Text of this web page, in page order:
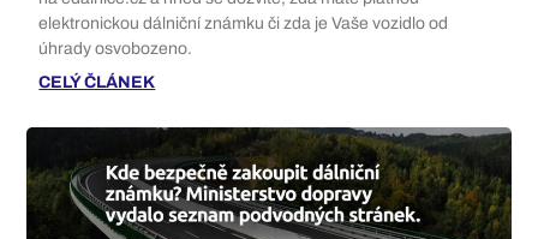
elektronickou dálniční známku či zda je Vaše vozidlo od
úhrady osvobozeno.
CELÝ ČLÁNEK